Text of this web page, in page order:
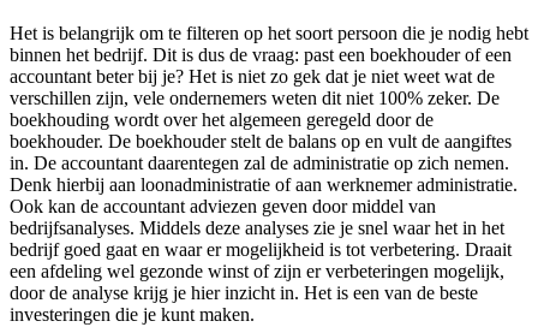
Het is belangrijk om te filteren op het soort persoon die je nodig hebt
binnen het bedrijf. Dit is dus de vraag: past een boekhouder of een
accountant beter bij je? Het is niet zo gek dat je niet weet wat de
verschillen zijn, vele ondernemers weten dit niet 100% zeker. De
boekhouding wordt over het algemeen geregeld door de
boekhouder. De boekhouder stelt de balans op en vult de aangiftes
in. De accountant daarentegen zal de administratie op zich nemen.
Denk hierbij aan loonadministratie of aan werknemer administratie.
Ook kan de accountant adviezen geven door middel van
bedrijfsanalyses. Middels deze analyses zie je snel waar het in het
bedrijf goed gaat en waar er mogelijkheid is tot verbetering. Draait
een afdeling wel gezonde winst of zijn er verbeteringen mogelijk,
door de analyse krijg je hier inzicht in. Het is een van de beste
investeringen die je kunt maken.